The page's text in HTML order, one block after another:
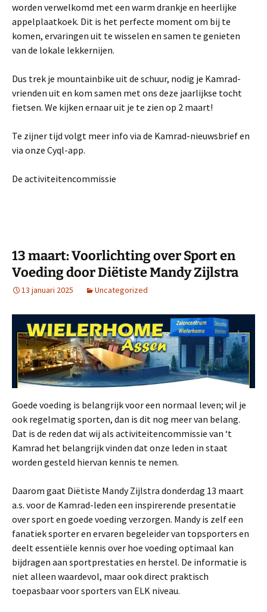
worden verwelkomd met een warm drankje en heerlijke
appelplaatkoek. Dit is het perfecte moment om bij te
komen, ervaringen uit te wisselen en samen te genieten
van de lokale lekkernijen.
Dus trek je mountainbike uit de schuur, nodig je Kamrad-
vrienden uit en kom samen met ons deze jaarlijkse tocht
fietsen. We kijken ernaar uit je te zien op 2 maart!
Te zijner tijd volgt meer info via de Kamrad-nieuwsbrief en
via onze Cyql-app.
De activiteitencommissie
13 maart: Voorlichting over Sport en
Voeding door Diëtiste Mandy Zijlstra
13 januari 2025 Uncategorized
Goede voeding is belangrijk voor een normaal leven; wil je
ook regelmatig sporten, dan is dit nog meer van belang.
Dat is de reden dat wij als activiteitencommissie van ‘t
Kamrad het belangrijk vinden dat onze leden in staat
worden gesteld hiervan kennis te nemen.
Daarom gaat Diëtiste Mandy Zijlstra donderdag 13 maart
a.s. voor de Kamrad-leden een inspirerende presentatie
over sport en goede voeding verzorgen. Mandy is zelf een
fanatiek sporter en ervaren begeleider van topsporters en
deelt essentiële kennis over hoe voeding optimaal kan
bijdragen aan sportprestaties en herstel. De informatie is
niet alleen waardevol, maar ook direct praktisch
toepasbaar voor sporters van ELK niveau.